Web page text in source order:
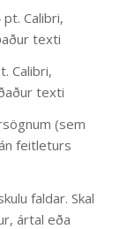
Calibri,
texti
Calibri,
texti
(sem
feitleturs
faldar. Skal
ártal eða